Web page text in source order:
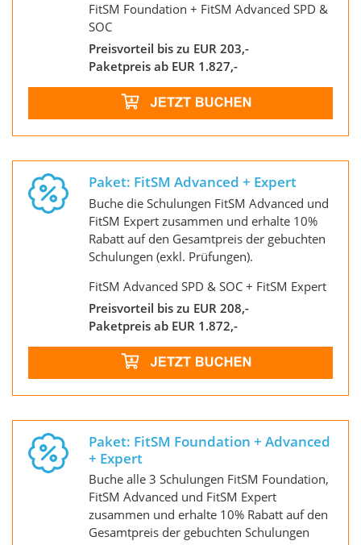
FitSM Foundation + FitSM Advanced SPD &
SOC
Preisvorteil bis zu EUR 203,-
Paketpreis ab EUR 1.827,-
Paket: FitSM Advanced + Expert
Buche die Schulungen FitSM Advanced und
FitSM Expert zusammen und erhalte 10%
Rabatt auf den Gesamtpreis der gebuchten
Schulungen (exkl. Prüfungen).
FitSM Advanced SPD & SOC + FitSM Expert
Preisvorteil bis zu EUR 208,-
Paketpreis ab EUR 1.872,-
Paket: FitSM Foundation + Advanced
+ Expert
Buche alle 3 Schulungen FitSM Foundation,
FitSM Advanced und FitSM Expert
zusammen und erhalte 10% Rabatt auf den
Gesamtpreis der gebuchten Schulungen